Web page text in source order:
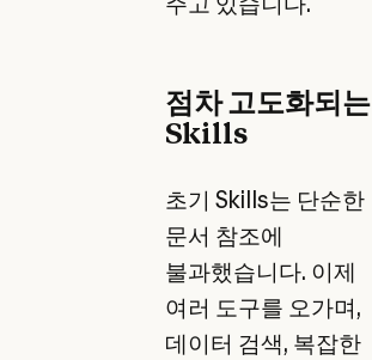
점차 고도화되는
Skills
초기 Skills는 단순한
문서 참조에
불과했습니다. 이제
여러 도구를 오가며,
데이터 검색, 복잡한